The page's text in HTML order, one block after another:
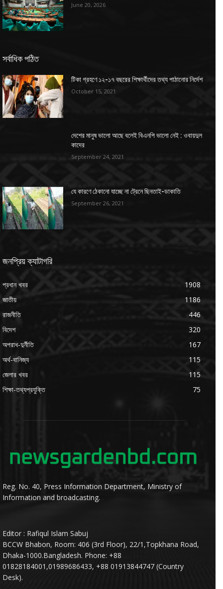
June 20, 2026
সর্বাধিক পঠিত
টিকা গ্রহণে ১২-১৭ বছরের শিক্ষার্থীদের তথ্য পাঠানোর নির্দেশ
October 15, 2021
দেশের মানুষ ভালো আছে বলেই বিএনপি ভালো নেই : ওবায়দুল
কাদের
September 24, 2021
যে কারণে ঠেকানো যাচ্ছে না ট্রেনে ছিনতাই-ডাকাতি
September 26, 2021
জনপ্রিয় ক্যাটাগরি
প্রধান খবর
1908
জাতীয়
1186
রাজনীতি
446
বিদেশ
320
অপরাধ-দুর্নীতি
167
অর্থ-বানিজ্য
115
জেলার খবর
115
শিক্ষা-তথ্যপ্রযুক্তি
75
Reg. No. 40, Press Information Department, Ministry of
Information and broadcasting.
Editor : Rafiqul Islam Sabuj
BCCW Bhabon, Room: 406 (3rd Floor), 22/1,Topkhana Road,
Dhaka-1000.Bangladesh. Phone: +88
01828184001,01989686433, +88 01913844747 (Country
Desk).